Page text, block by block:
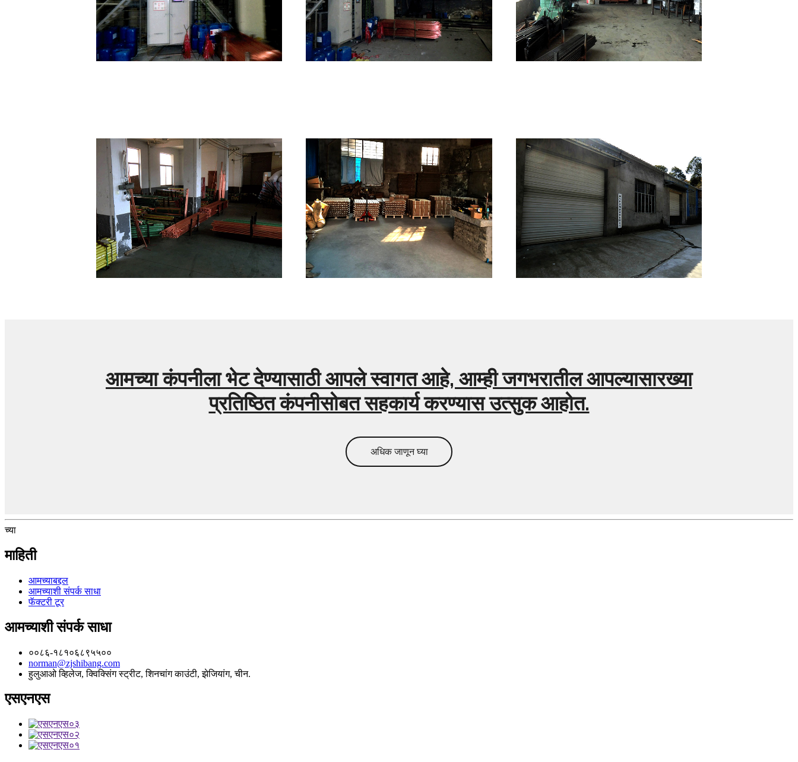
आमच्या कंपनीला भेट देण्यासाठी आपले स्वागत आहे, आम्ही जगभरातील आपल्यासारख्या
प्रतिष्ठित कंपनीसोबत सहकार्य करण्यास उत्सुक आहोत.
अधिक जाणून घ्या
च्या
माहिती
आमच्याबद्दल
आमच्याशी संपर्क साधा
फॅक्टरी टूर
आमच्याशी संपर्क साधा
००८६-१८१०६८९५५००
norman@zjshibang.com
हुलुआओ व्हिलेज, क्विक्सिंग स्ट्रीट, शिनचांग काउंटी, झेजियांग, चीन.
एसएनएस